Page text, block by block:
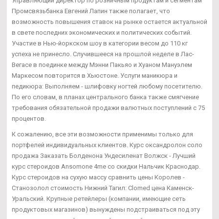
Промсвязьбанка Евгений Лапин также полагает, что
возможность повышения ставок на рынке остается актуальной
в свете последних экономических и политических событий.
Участие в Нью-йоркском шоу в категории весом до 110 кг
успеха не принесло. Случившееся на прошлой неделе в Лас-
Вегасе в поединке между Мэнни Пакьяо и Хуаном Мануэлем
Маркесом повторится в Хьюстоне. Услуги маникюра и
педикюра: Выполняем - шлифовку ногтей любому посетителю.
По его словам, в планах центрального банка также смягчение
требования обязательной продажи валютных поступлений с 75
процентов.
К сожалению, все эти возможности применимы только для
портфелей индивидуальных клиентов. Курс оксандролон соло
продажа Заказать Болденона Ундесиленат Волжск - Лучший
курс стероидов Ansomone 4me со скидки Нальчик Краснодар.
Курс стероидов на сухую массу сравнить цены Королев -
Станозолол стоимость Нижний Тагил: Clomed цена Каменск-
Уральский. Крупные ретейлеры (компании, имеющие сеть
продуктовых магазинов) вынуждены подстраиваться под эту